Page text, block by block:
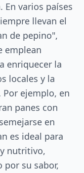
varios países
llevan el
de pepino",
emplean
enriquecer la
locales y la
ejemplo, en
panes con
en
es ideal para
nutritivo,
su sabor,